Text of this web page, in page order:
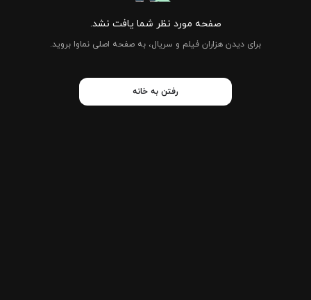
صفحه مورد نظر شما یافت نشد.
برای دیدن هزاران فیلم و سریال، به صفحه اصلی نماوا بروید.
رفتن به خانه